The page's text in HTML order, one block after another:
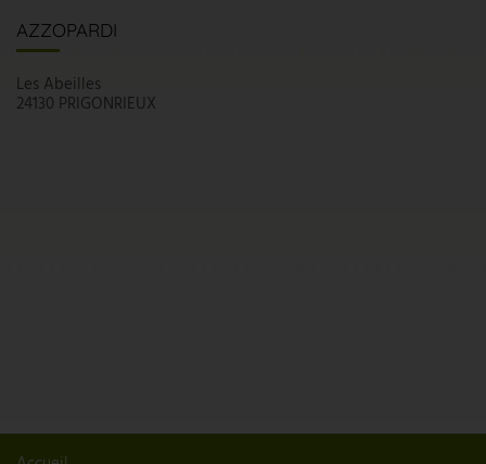
AZZOPARDI
Les Abeilles
24130 PRIGONRIEUX